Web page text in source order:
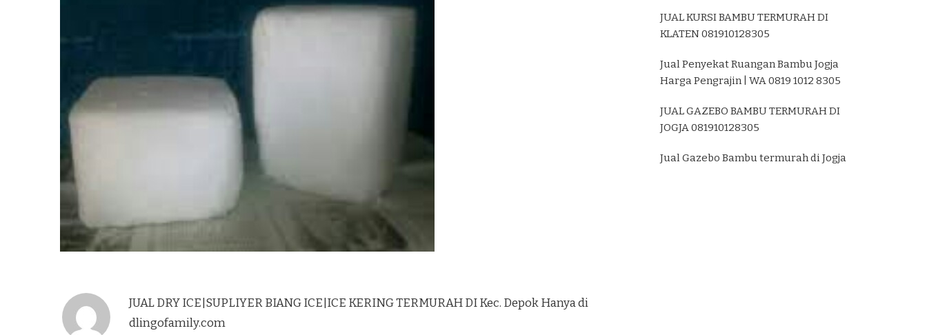
JUAL DRY ICE|SUPLIYER BIANG ICE|ICE KERING TERMURAH DI Kec. Depok Hanya di
dlingofamily.com
JUAL KURSI BAMBU TERMURAH DI
KLATEN 081910128305
Jual Penyekat Ruangan Bambu Jogja
Harga Pengrajin | WA 0819 1012 8305
JUAL GAZEBO BAMBU TERMURAH DI
JOGJA 081910128305
Jual Gazebo Bambu termurah di Jogja